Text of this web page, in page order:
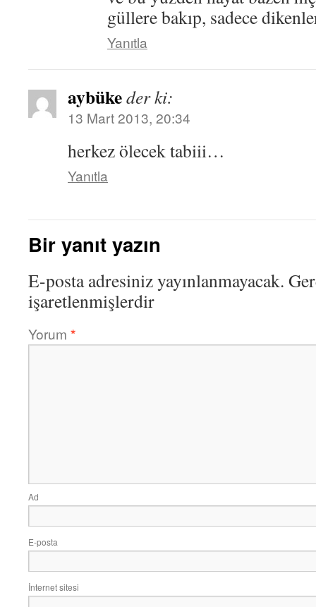
güllere bakıp, sadece
Yanıtla
aybükeder ki:
13 Mart 2013, 20:34
herkez ölecek tabiii…
Yanıtla
Bir yanıt yazın
E-posta adresiniz yayınlanmayacak.
işaretlenmişlerdir
Yorum *
Ad
E-posta
İnternet sitesi